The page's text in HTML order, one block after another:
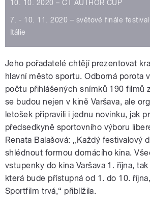
10. 10. 2020 – ČT AUTHOR CUP
7. - 10. 11. 2020 – světové finále
Itálie
Jeho pořadatelé chtějí prezentovat
hlavní město sportu. Odborná porota
počtu přihlášených snímků 190 filmů
se budou nejen v kině Varšava, ale
letošek připravili i jednu novinku, jak
předsedkyně sportovního výboru
Renata Balašová: „Každý festivalový
shlédnout formou domácího kina.
vstupenky do kina Varšava 1. října,
která bude přístupná od 1. do 10.
Sportfilm trvá,“ přiblížila.